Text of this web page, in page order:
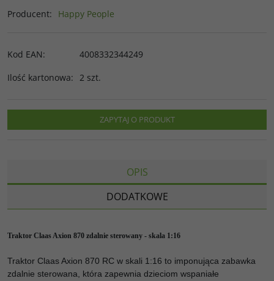
Producent: Happy People
Kod EAN:
4008332344249
Ilość kartonowa: 2 szt.
ZAPYTAJ O PRODUKT
OPIS
DODATKOWE
Traktor Claas Axion 870 zdalnie sterowany - skala 1:16
Traktor Claas Axion 870 RC w skali 1:16 to imponująca zabawka
zdalnie sterowana, która zapewnia dzieciom wspaniałe